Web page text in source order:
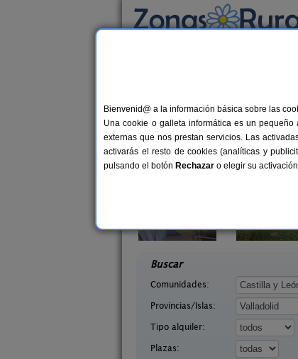
Casas Rurales
30 €
Buscar
Comunidades:
Provincias/Islas:
Tipo alquiler:
Plazas:
Bienvenid@ a la información básica sobre las
Una cookie o galleta informática es un
externas que nos prestan servicios. Las
activarás el resto de cookies (analíticas y
pulsando el botón Rechazar o elegir su